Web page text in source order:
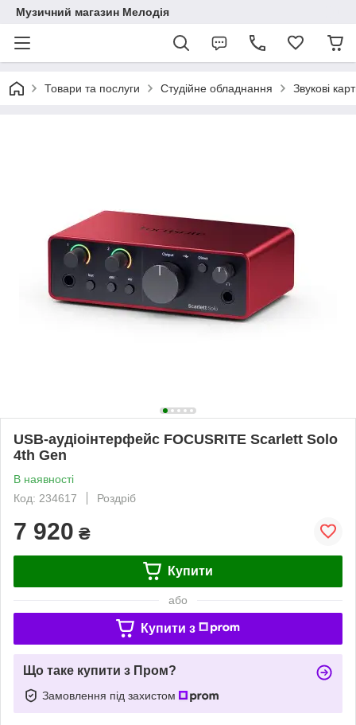
Музичний магазин Мелодія
Товари та послуги Студійне обладнання Звукові
USB-аудіоінтерфейс FOCUSRITE Scarlett Solo
4th Gen
В наявності
Код: 234617
Роздріб
7 920 ₴
Купити
або
Купити з
Що таке купити з Пром?
Замовлення під захистом